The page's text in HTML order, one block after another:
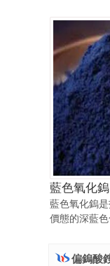
藍色氧化鎢
藍色氧化鎢
價態的深藍色
偏鎢酸